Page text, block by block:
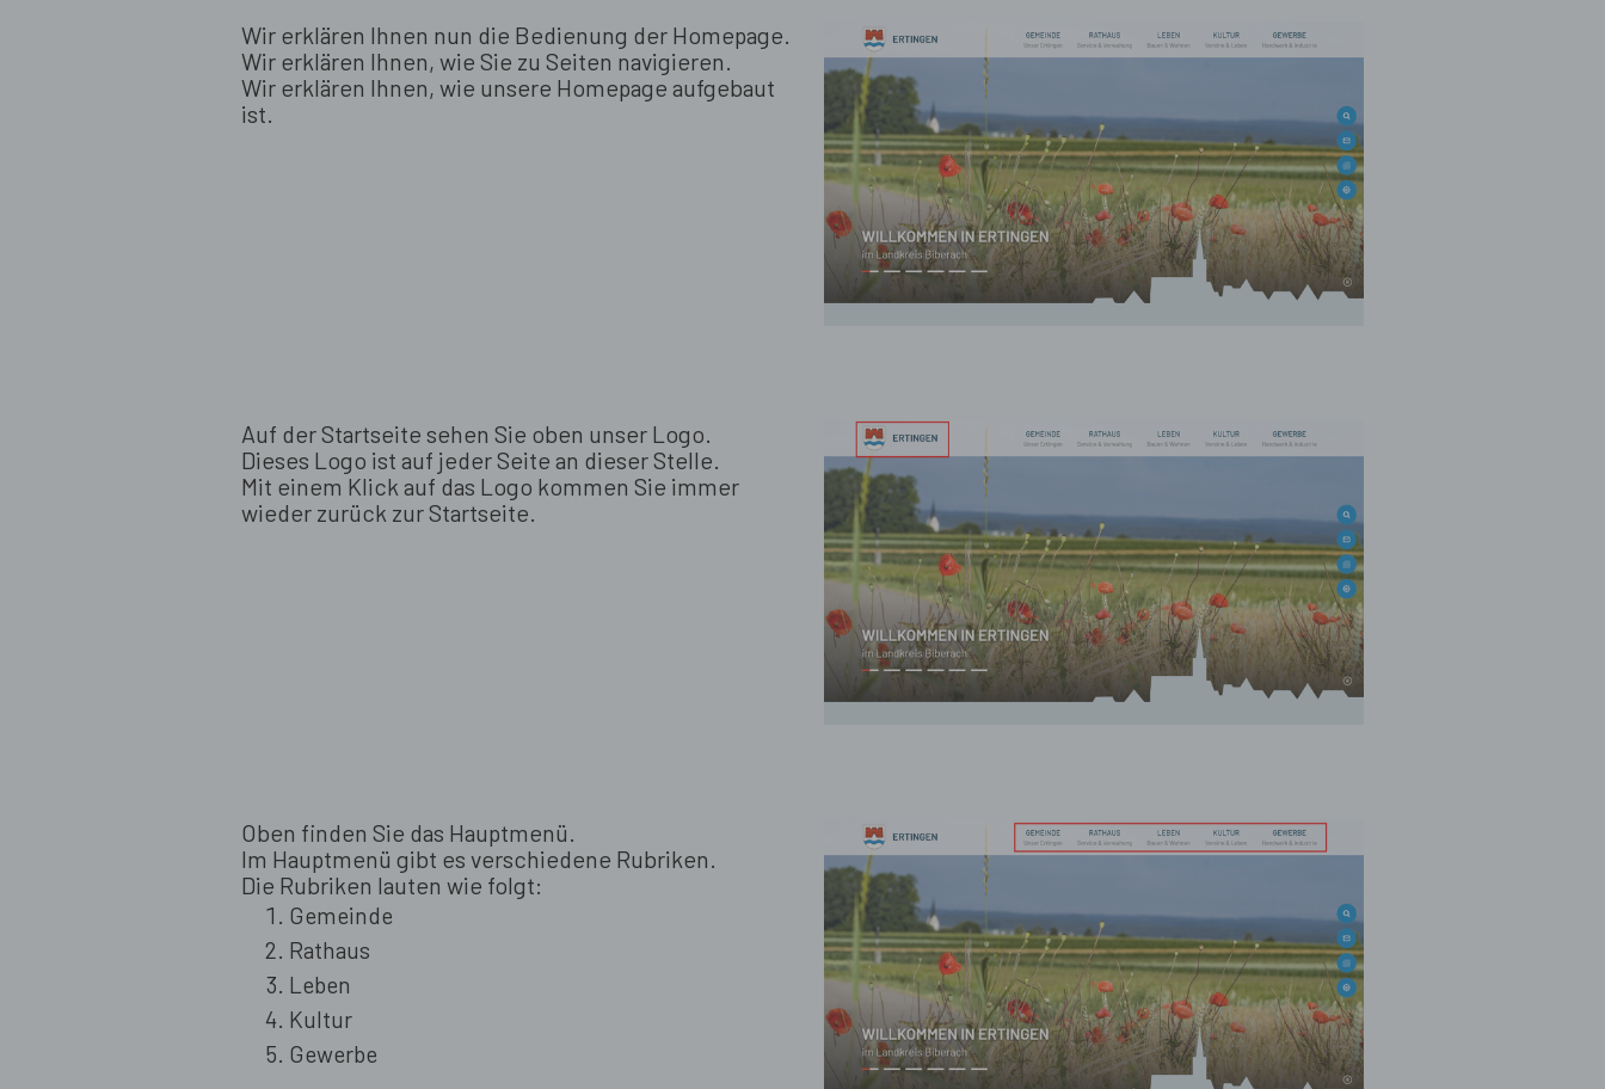
Wir erklären Ihnen nun die Bedienung der Homepage.
Wir erklären Ihnen, wie Sie zu Seiten navigieren.
Wir erklären Ihnen, wie unsere Homepage aufgebaut
ist.
Auf der Startseite sehen Sie oben unser Logo.
Dieses Logo ist auf jeder Seite an dieser Stelle.
Mit einem Klick auf das Logo kommen Sie immer
wieder zurück zur Startseite.
Oben finden Sie das Hauptmenü.
Im Hauptmenü gibt es verschiedene Rubriken.
Die Rubriken lauten wie folgt:
Gemeinde
Rathaus
Leben
Kultur
Gewerbe